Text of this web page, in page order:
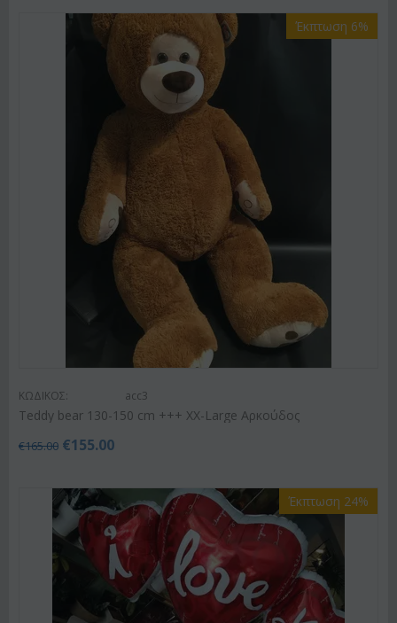
Έκπτωση 6%
ΚΩΔΙΚΟΣ: acc3
Teddy bear 130-150 cm +++ XX-Large Αρκούδος
€165.00 €155.00
Έκπτωση 24%